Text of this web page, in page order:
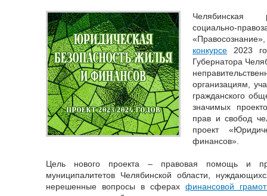
Челябинская
социально-
конкурсе 2023
Губернатора
организациям,
гражданского
значимых
прав и свобод
проект
финансов».
Цель нового проекта – правовая помощь и
муниципалитетов Челябинской области,
нерешенные вопросы в сферах финансовой